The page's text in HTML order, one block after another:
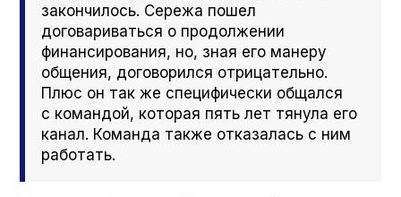
закончилось. Сережа пошел
договариваться о продолжении
финансирования, но, зная его манеру
общения, договорился отрицательно.
Плюс он так же специфически общался
с командой, которая пять лет тянула его
канал. Команда также отказалась с ним
работать.